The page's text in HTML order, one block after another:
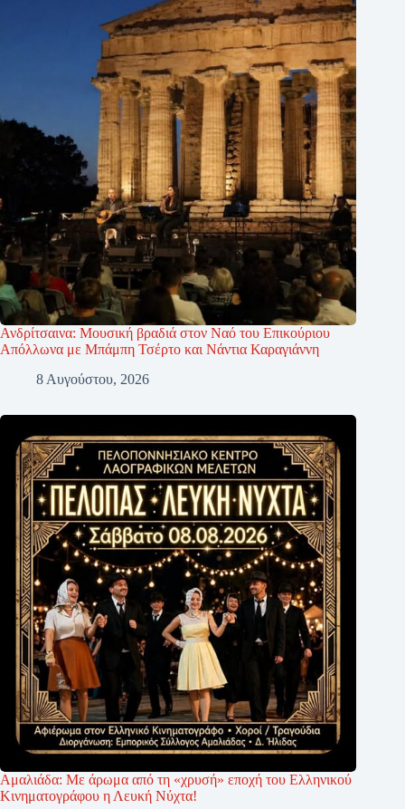
Ανδρίτσαινα: Μουσική βραδιά στον Ναό του Επικούριου
Απόλλωνα με Μπάμπη Τσέρτο και Νάντια Καραγιάννη
8 Αυγούστου, 2026
Αμαλιάδα: Με άρωμα από τη «χρυσή» εποχή του Ελληνικού
Κινηματογράφου η Λευκή Νύχτα!